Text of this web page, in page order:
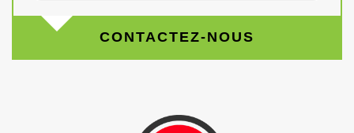
CONTACTEZ-NOUS